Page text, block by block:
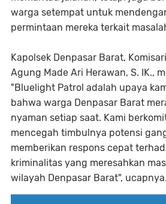
warga setempat untuk
permintaan mereka terkait
Kapolsek Denpasar Barat,
Agung Made Ari Herawan, S. IK.,
"Bluelight Patrol adalah upaya
bahwa warga Denpasar Barat
nyaman setiap saat. Kami
mencegah timbulnya potensi
memberikan respons cepat
kriminalitas yang meresahkan
wilayah Denpasar Barat", ucapnya.